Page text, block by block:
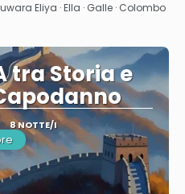
Eliya · Ella · Galle · Colombo
tra Storia e
8 NOTTE/I